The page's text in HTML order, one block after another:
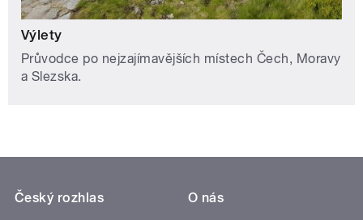
Výlety
Průvodce po nejzajímavějších místech Čech, Moravy
a Slezska.
Český rozhlas
O nás